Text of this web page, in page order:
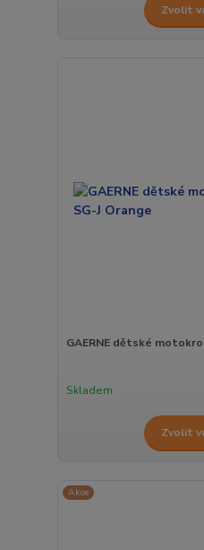
Zvolit
GAERNE dětské
Skladem
Zvolit
Akce